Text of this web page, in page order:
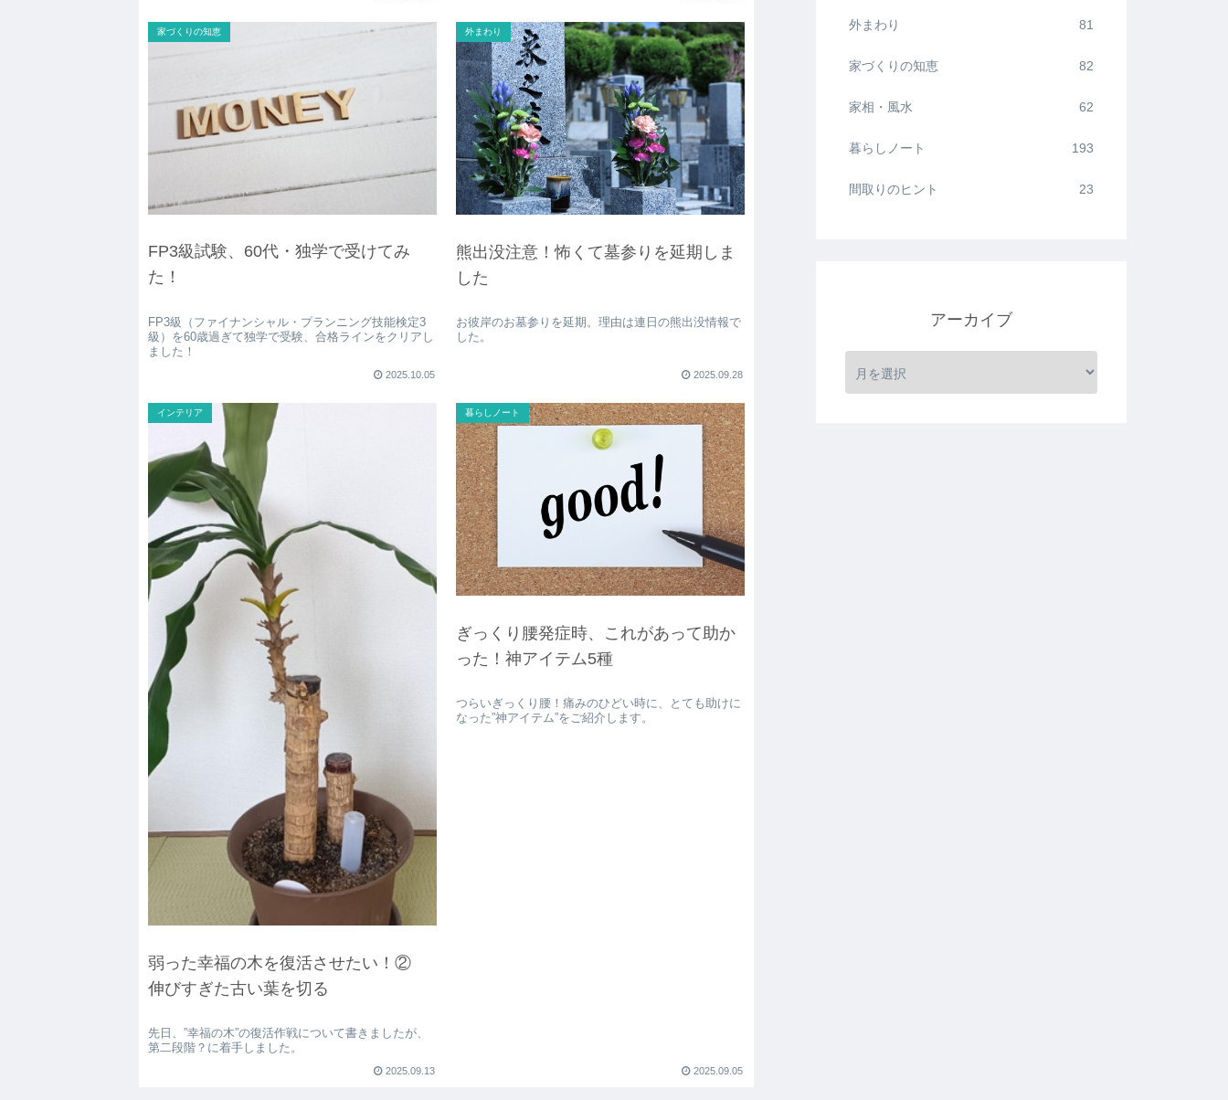
家づくりの知恵
FP3級試験、60代・独学で受けてみ
た！
FP3級（ファイナンシャル・プランニング技能検定3
級）を60歳過ぎて独学で受験、合格ラインをクリアし
ました！
2025.10.05
外まわり
熊出没注意！怖くて墓参りを延期しま
した
お彼岸のお墓参りを延期。理由は連日の熊出没情報で
した。
2025.09.28
インテリア
弱った幸福の木を復活させたい！②
伸びすぎた古い葉を切る
先日、”幸福の木”の復活作戦について書きましたが、
第二段階？に着手しました。
2025.09.13
暮らしノート
ぎっくり腰発症時、これがあって助か
った！神アイテム5種
つらいぎっくり腰！痛みのひどい時に、とても助けに
なった”神アイテム”をご紹介します。
2025.09.05
外まわり 81
家づくりの知恵 82
家相・風水 62
暮らしノート 193
間取りのヒント 23
アーカイブ